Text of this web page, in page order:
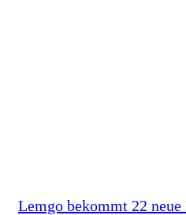
Lemgo bekommt 22 neue